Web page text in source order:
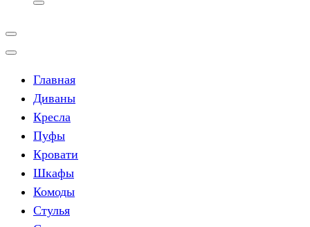
Главная
Диваны
Кресла
Пуфы
Кровати
Шкафы
Комоды
Стулья